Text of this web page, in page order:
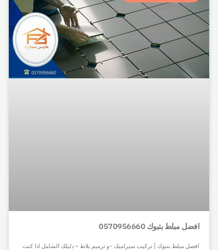
افضل مبلط بتبوك 0570956660
افضل مبلط بتبوك | تركيب سيراميك -و ترميم بلاط – دليلك الشامل اذا كنت